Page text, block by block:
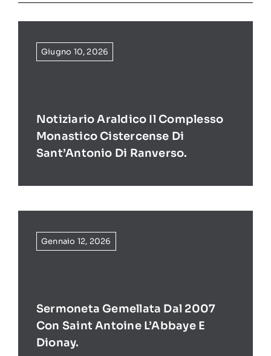
Giugno 10, 2026
Notiziario Araldico Il Complesso
Monastico Cistercense Di
Sant’Antonio Di Ranverso.
Gennaio 12, 2026
Sermoneta Gemellata Dal 2007
Con Saint Antoine L’Abbaye E
Dionay.